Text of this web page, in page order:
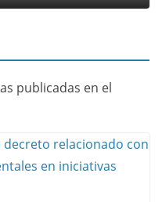
publicadas en el